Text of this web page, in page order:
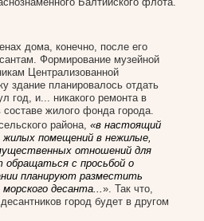
дома, конечно, после его
Формирование музейной
Централизованной
здание планировалось отдать
год, и... никакого ремонта в
жилого фонда города.
района, «в настоящий
помещений в нежилые,
отношений для
обращаться с просьбой о
планируют разместить
десанта...». Так что,
город будет в другом